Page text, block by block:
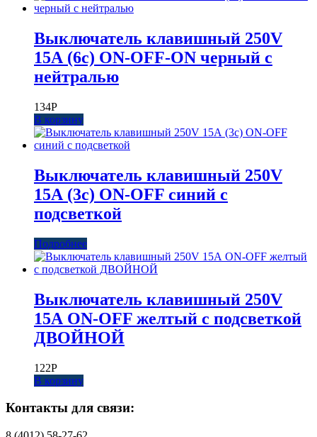
Выключатель клавишный 250V
15А (6с) ON-OFF-ON черный с
нейтралью
134Р
В корзину
Выключатель клавишный 250V
15А (3с) ON-OFF синий с
подсветкой
Подробнее
Выключатель клавишный 250V
15А ON-OFF желтый с подсветкой
ДВОЙНОЙ
122Р
В корзину
Контакты для связи: